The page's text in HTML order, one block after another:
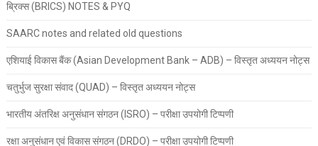
ब्रिक्स (BRICS) NOTES & PYQ
SAARC notes and related old questions
एशियाई विकास बैंक (Asian Development Bank – ADB) – विस्तृत अध्ययन नोट्स
चतुर्भुज सुरक्षा संवाद (QUAD) – विस्तृत अध्ययन नोट्स
भारतीय अंतरिक्ष अनुसंधान संगठन (ISRO) – परीक्षा उपयोगी टिप्पणी
रक्षा अनुसंधान एवं विकास संगठन (DRDO) – परीक्षा उपयोगी टिप्पणी